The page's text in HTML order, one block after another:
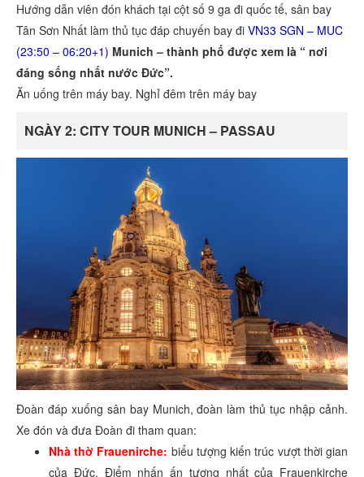
Hướng dẫn viên đón khách tại cột số 9 ga đi quốc tế, sân bay
Tân Sơn Nhất làm thủ tục đáp chuyến bay đi VN33 SGN – MUC
(23:50 – 06:20+1) Munich – thành phố được xem là “ nơi
đáng sống nhất nước Đức”.
Ăn uống trên máy bay. Nghỉ đêm trên máy bay
NGÀY 2: CITY TOUR MUNICH – PASSAU
Đoàn đáp xuống sân bay Munich, đoàn làm thủ tục nhập cảnh.
Xe đón và đưa Đoàn đi tham quan:
Nhà thờ Frauenirche: biểu tượng kiến trúc vượt thời gian
của Đức. Điểm nhấn ấn tượng nhất của Frauenkirche